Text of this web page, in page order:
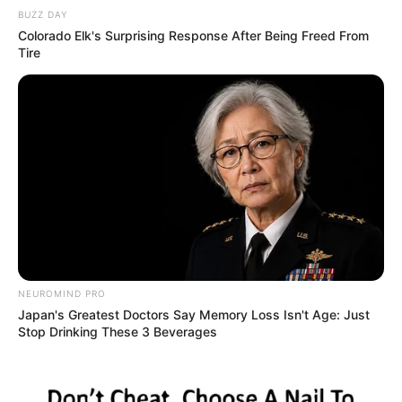
Hanya segelintir dari kaumnya yang selamat saat
terjadi gempa dahsyat
(foto: tribloo)
dari kisah Nabi Syuaib beserta penduduk Madyan.
BUZZ DAY
Colorado Elk's Surprising Response After Being Freed From
Tire
NEUROMIND PRO
Japan's Greatest Doctors Say Memory Loss Isn't Age: Just
Stop Drinking These 3 Beverages